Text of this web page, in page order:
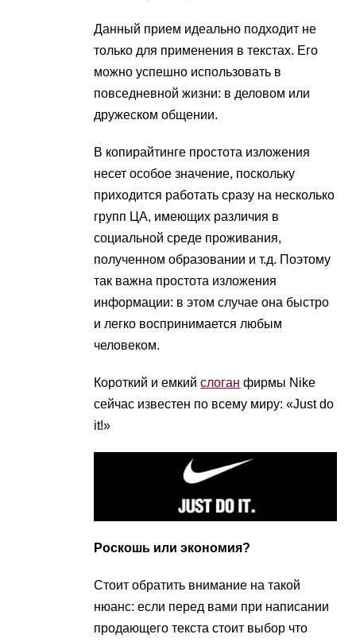
Данный прием идеально подходит не
только для применения в текстах. Его
можно успешно использовать в
повседневной жизни: в деловом или
дружеском общении.
В копирайтинге простота изложения
несет особое значение, поскольку
приходится работать сразу на несколько
групп ЦА, имеющих различия в
социальной среде проживания,
полученном образовании и т.д. Поэтому
так важна простота изложения
информации: в этом случае она быстро
и легко воспринимается любым
человеком.
Короткий и емкийслоган фирмы Nike
сейчас известен по всему миру: «Just do
it!»
Роскошь или экономия?
Стоит обратить внимание на такой
нюанс: если перед вами при написании
продающего текста стоит выбор что